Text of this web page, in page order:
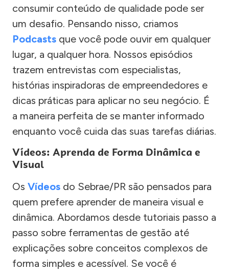
consumir conteúdo de qualidade pode ser
um desafio. Pensando nisso, criamos
Podcasts que você pode ouvir em qualquer
lugar, a qualquer hora. Nossos episódios
trazem entrevistas com especialistas,
histórias inspiradoras de empreendedores e
dicas práticas para aplicar no seu negócio. É
a maneira perfeita de se manter informado
enquanto você cuida das suas tarefas diárias.
Vídeos: Aprenda de Forma Dinâmica e
Visual
Os Vídeos do Sebrae/PR são pensados para
quem prefere aprender de maneira visual e
dinâmica. Abordamos desde tutoriais passo a
passo sobre ferramentas de gestão até
explicações sobre conceitos complexos de
forma simples e acessível. Se você é